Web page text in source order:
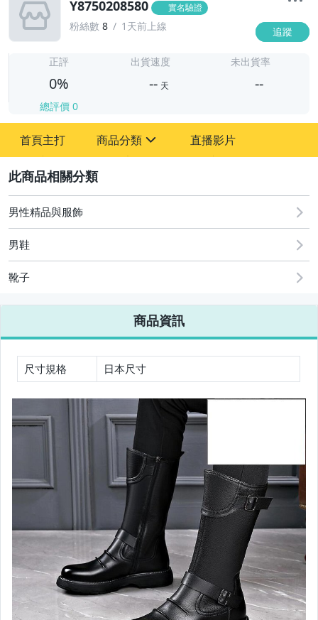
Y8750208580 實名驗證
粉絲數 8 1天前上線 追蹤
正評
0%
總評價 0
出貨速度
-- 天
未出貨率
--
首頁主打 商品分類
圖書/影音/文具
古董、藝術與礦石
手機、配件與通訊
美容保養與彩妝
電腦、平板與周邊
相機、攝影與周邊
嬰幼兒與孕婦
居家、家具與園藝
男性精品與服飾
女裝與服飾配件
偶像、球員卡與郵幣
直播影片
男性精品與服飾
男鞋
靴子
商品資訊
尺寸規格 日本尺寸